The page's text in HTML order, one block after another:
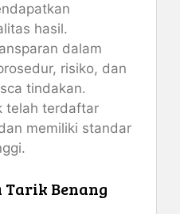
hasil.
dalam
risiko, dan
tindakan.
telah terdaftar
memiliki standar
Tarik Benang